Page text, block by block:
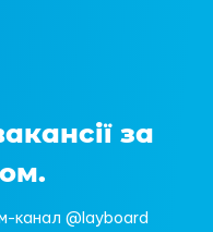
за
канал @layboard